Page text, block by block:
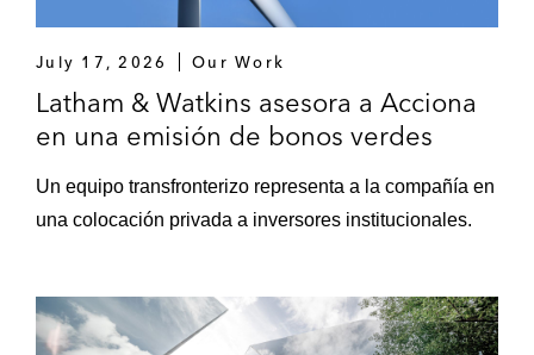
global de aceite de oliva, y participada por
CVC
Enagás en la adquisición, junto con The
Blackstone Group y GIC, de una
participación del 44% en la entidad
cotizada Tallgrass Equity, por un valor de
July 17, 2026 Our Work
Latham & Watkins asesora a Acciona
en una emisión de bonos verdes
Un equipo transfronterizo representa a la compañía en
una colocación privada a inversores institucionales.